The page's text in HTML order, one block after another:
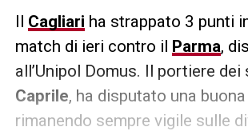
Il Cagliari ha strappato 3 punti
match di ieri contro il Parma,
all’Unipol Domus. Il portiere dei
Caprile, ha disputato una
rimanendo sempre vigile sulle